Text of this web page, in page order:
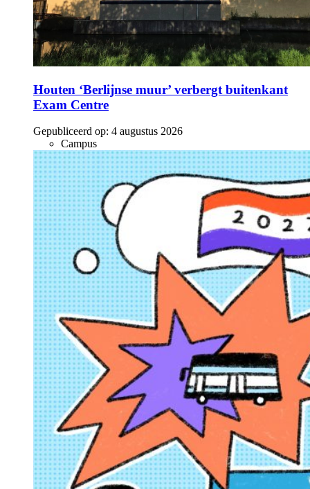
Houten ‘Berlijnse muur’ verbergt buitenkant
Exam Centre
Gepubliceerd op: 4 augustus 2026
Campus